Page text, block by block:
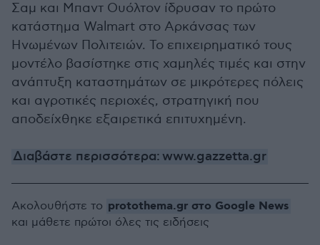
Σαμ και Μπαντ Ουόλτον ίδρυσαν το πρώτο
κατάστημα Walmart στο Αρκάνσας των
Ηνωμένων Πολιτειών. Το επιχειρηματικό τους
μοντέλο βασίστηκε στις χαμηλές τιμές και στην
ανάπτυξη καταστημάτων σε μικρότερες πόλεις
και αγροτικές περιοχές, στρατηγική που
αποδείχθηκε εξαιρετικά επιτυχημένη.
Διαβάστε περισσότερα: www.gazzetta.gr
Ακολουθήστε το protothema.gr στο Google News
και μάθετε πρώτοι όλες τις ειδήσεις